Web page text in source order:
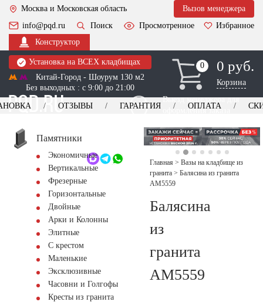
Москва и Московская область
Вызов менеджера
info@pqd.ru
Поиск Просмотренное
Избранное
Конструктор
Установка на ВСЕХ кладбищах
Китай-Город - Шоурум 130 м2
Без выходных : с 9:00 до 21:00
0
0 0 руб.
Корзина
Выезд менеджера для
оформления заказа
+7 (495) 518-44-23
Обратный звонок
ОТЗЫВЫ ГАРАНТИЯ ОПЛАТА
Памятники
Экономичные
Вертикальные
Фрезерные
Горизонтальные
Двойные
Арки и Колонны
Элитные
С крестом
Маленькие
Эксклюзивные
Часовни и Голгофы
Кресты из гранита
Главная > Вазы на кладбище из
гранита > Балясина из гранита
AM5559
Балясина
из
гранита
AM5559